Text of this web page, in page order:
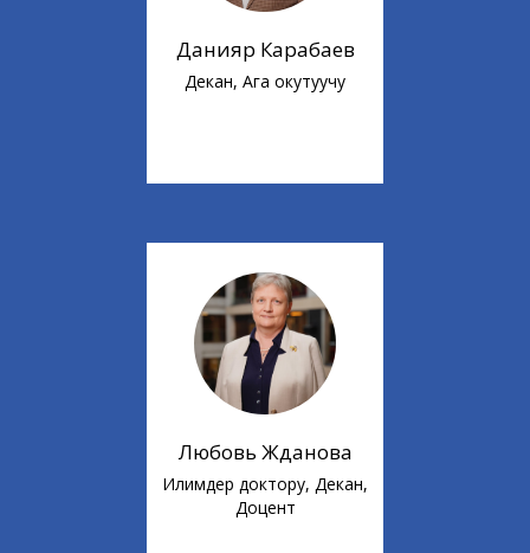
Данияр Карабаев
Декан, Ага окутуучу
Любовь Жданова
Илимдер доктору, Декан,
Доцент